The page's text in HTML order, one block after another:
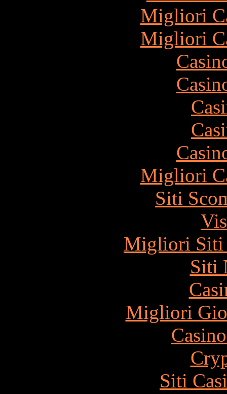
Migliori
Migliori
Migliori
Siti
Migliori Siti
Siti
Migliori
Siti